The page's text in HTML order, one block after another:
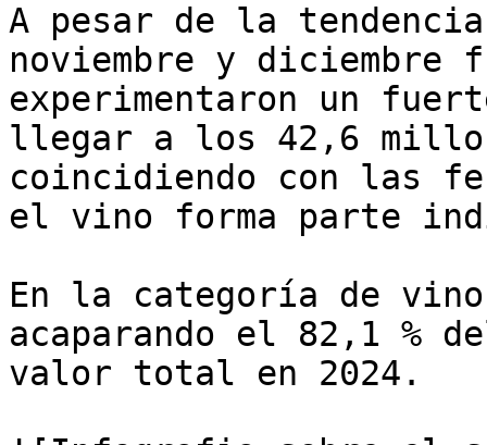
A pesar de la
noviembre y diciembre
experimentaron un
llegar a los 42,6
coincidiendo con las
el vino forma parte
En la categoría de
acaparando el 82,1 %
valor total en 2024.